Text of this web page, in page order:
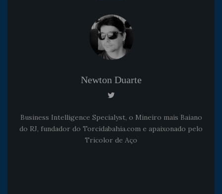
Newton Duarte
Business Intelligence Specialyst, o Mineiro mais Baiano
do RJ, fundador do Torcidabahia.com e apaixonado pelo
Tricolor de Aço